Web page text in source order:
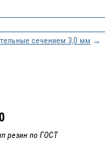
сечением 3,0 мм →
резин по ГОСТ